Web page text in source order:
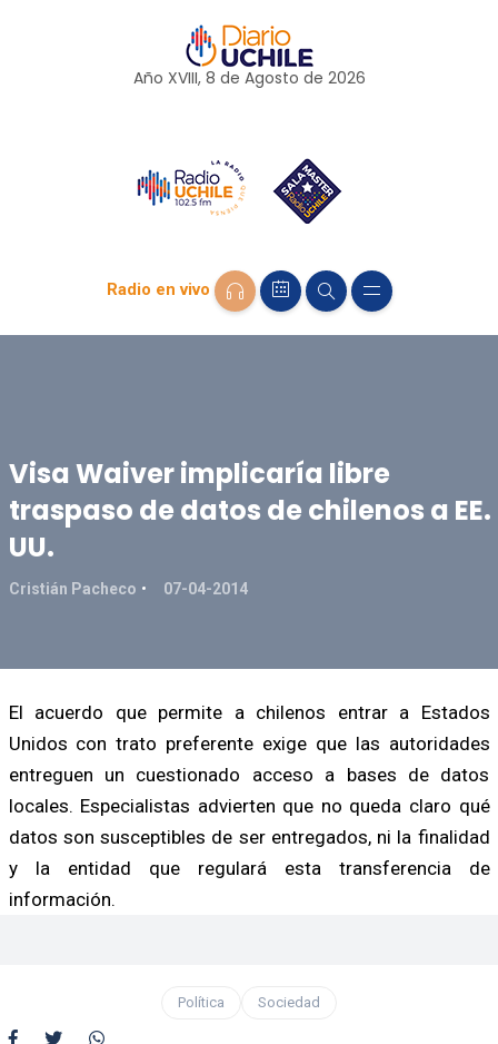
Año XVIII, 8 de Agosto de 2026
Radio en vivo
Visa Waiver implicaría libre
traspaso de datos de chilenos a EE.
UU.
Cristián Pacheco 07-04-2014
El acuerdo que permite a chilenos entrar a Estados
Unidos con trato preferente exige que las autoridades
entreguen un cuestionado acceso a bases de datos
locales. Especialistas advierten que no queda claro qué
datos son susceptibles de ser entregados, ni la finalidad
y la entidad que regulará esta transferencia de
información.
Política Sociedad